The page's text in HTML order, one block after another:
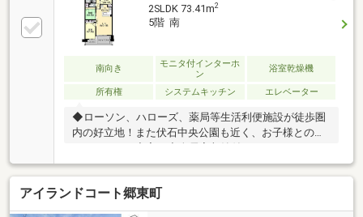
2SLDK 73.41m2
5階 南
南向き
モニタ付インターホ
ン
浴室乾燥機
所有権 システムキッチン エレベーター
◆ローソン、ハローズ、薬局等生活利便施設が徒歩圏
内の好立地！また伏石中央公園も近く、お子様とのプ
ライベートも充実！◇全居室収納付き、ウォークイン
クローゼット完備で、大切な衣服を豊富に収納可！◆
スーパーゼネコンの鹿島建設施工！◇敷地内駐車場１
００％確保！◆スカイテラスにはガーデニングに最適
なスロップシンクを完備！◇既存設備修理サービス対
アイランドコート郷東町